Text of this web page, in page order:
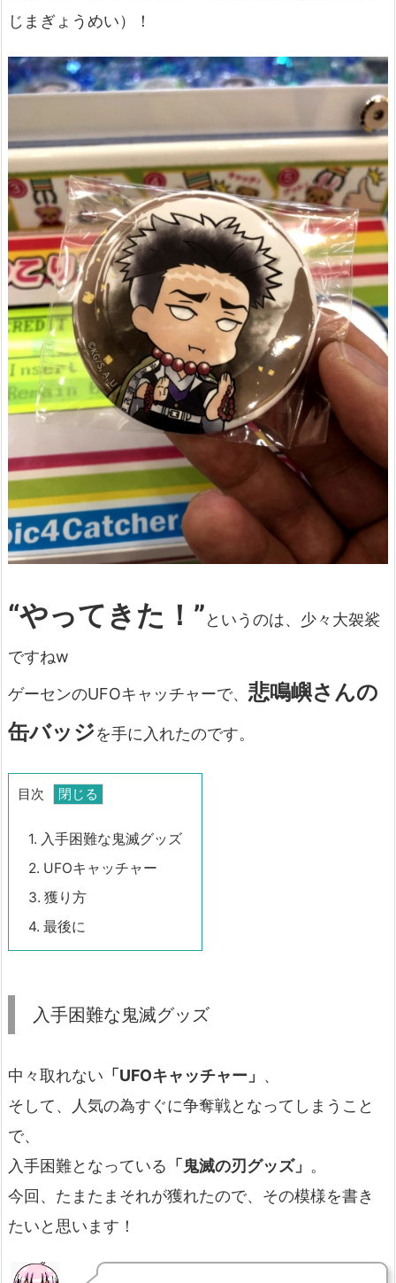
じまぎょうめい）！
“やってきた！”というのは、少々大袈裟
ですねw
ゲーセンのUFOキャッチャーで、 悲鳴嶼さんの
缶バッジを手に入れたのです。
目次
1. 入手困難な鬼滅グッズ
2. UFOキャッチャー
3. 獲り方
4. 最後に
入手困難な鬼滅グッズ
中々取れない 「UFOキャッチャー」 、
そして、人気の為すぐに争奪戦となってしまうこと
で、
入手困難となっている 「鬼滅の刃グッズ」 。
今回、たまたまそれが獲れたので、その模様を書き
たいと思います！